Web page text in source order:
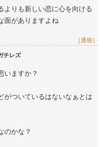
よりも新しい恋に心を向ける
面がありますよね
［通報］
チレズ
いますか？
がついているはないなぁとは
のかな？